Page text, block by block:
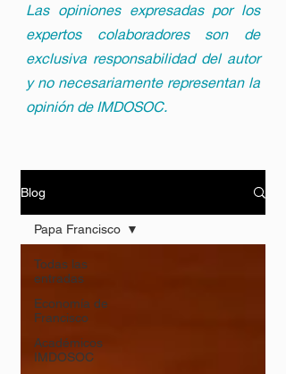
Las opiniones expresadas por los
expertos colaboradores son de
exclusiva responsabilidad del autor
y no necesariamente representan la
opinión de IMDOSOC.
Blog
Todas las
entradas
Economía de
Francisco
Académicos
IMDOSOC
Papa Francisco